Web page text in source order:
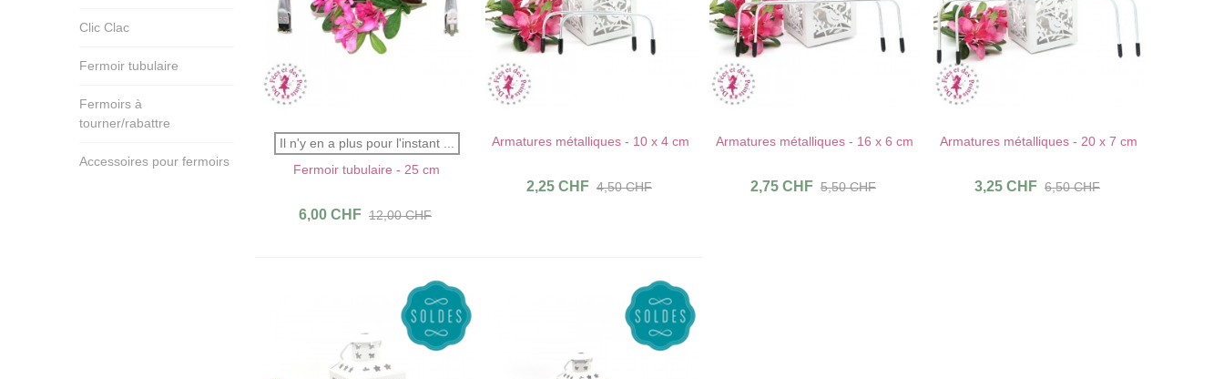
Clic Clac
Fermoir tubulaire
Fermoirs à
tourner/rabattre
Accessoires pour fermoirs
J'AIME !
Il n'y en a plus pour l'instant ...
Fermoir tubulaire - 25 cm
6,00 CHF 12,00 CHF
AU PANIER ! J'AIME !
Armatures métalliques - 10 x 4 cm
2,25 CHF 4,50 CHF
AU PANIER ! J'AIME !
Armatures métalliques - 16 x 6 cm
2,75 CHF 5,50 CHF
AU PANIER ! J'AIME !
Armatures métalliques - 20 x 7 cm
3,25 CHF 6,50 CHF